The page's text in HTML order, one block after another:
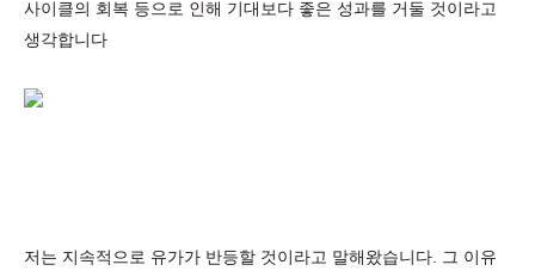
사이클의 회복 등으로 인해 기대보다 좋은 성과를 거둘 것이라고
생각합니다
저는 지속적으로 유가가 반등할 것이라고 말해왔습니다. 그 이유